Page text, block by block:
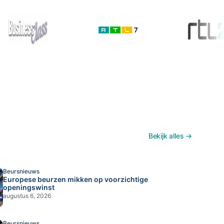
Bekijk alles →
Beursnieuws
Europese beurzen mikken op voorzichtige
openingswinst
augustus 6, 2026